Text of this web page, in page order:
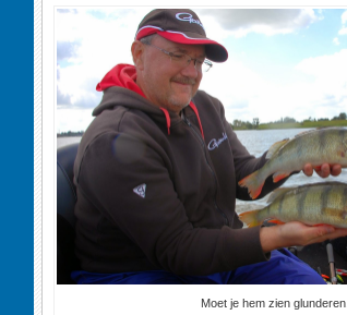
Moet je hem zien glunderen.